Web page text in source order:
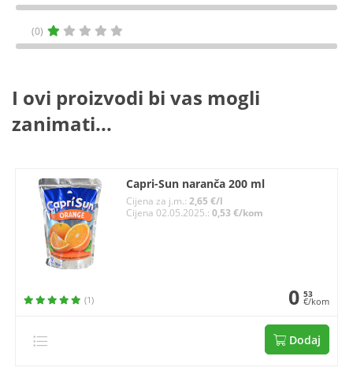
(0)
I ovi proizvodi bi vas mogli
zanimati...
Capri-Sun naranča 200 ml
Cijena za j.m.:2,65 €/l
Cijena 02.05.2025.:0,53 €/kom
(1) 0 53
€/kom
Dodaj